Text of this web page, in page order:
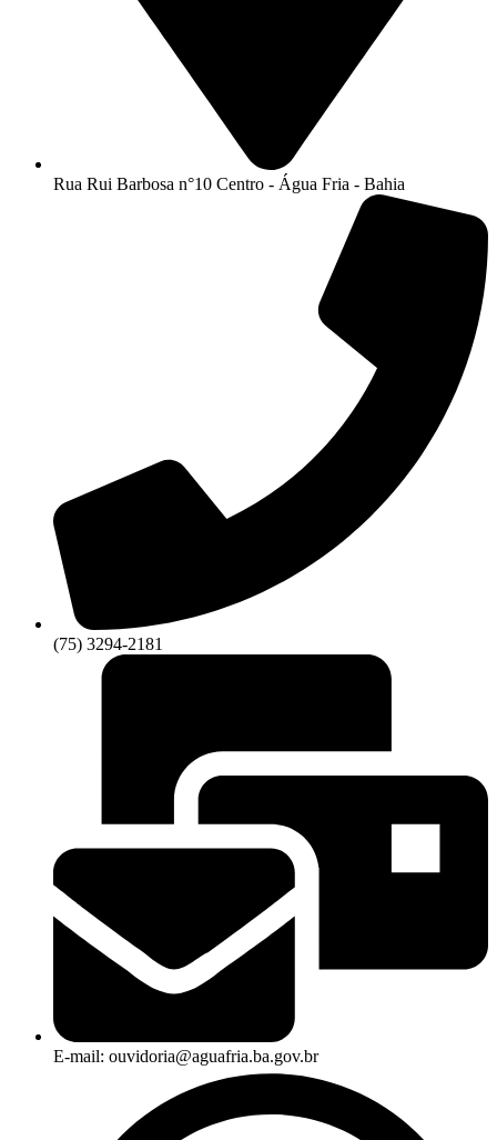
Rua Rui Barbosa n°10 Centro - Água Fria - Bahia
(75) 3294-2181
E-mail: ouvidoria@aguafria.ba.gov.br